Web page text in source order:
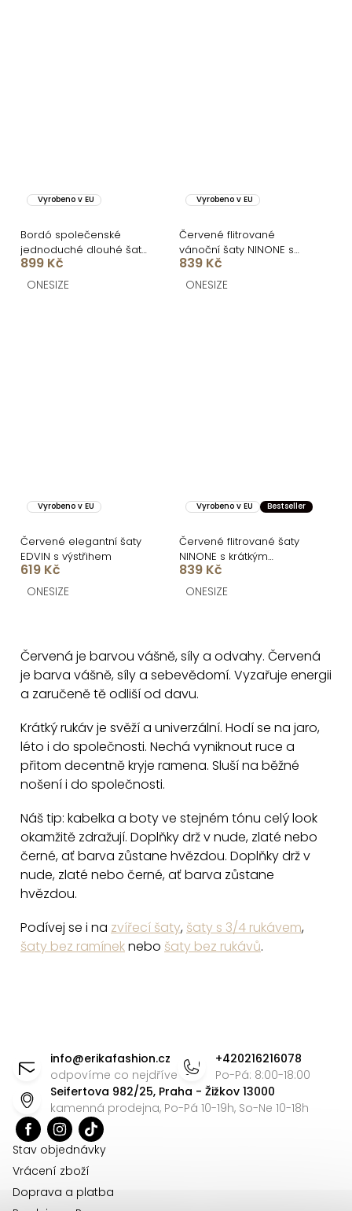
Vyrobeno v EU
Bordó společenské
jednoduché dlouhé šaty
JUNADIE
899 Kč
ONESIZE
Vyrobeno v EU
Červené flitrované
vánoční šaty NINONE s
krátkým rukávem
839 Kč
ONESIZE
Vyrobeno v EU
Červené elegantní šaty
EDVIN s výstřihem
619 Kč
ONESIZE
Vyrobeno v EU Bestseller
Červené flitrované šaty
NINONE s krátkým
rukávem
839 Kč
ONESIZE
l
á
a
c
í
v
k
y
p
i
Červená je barvou vášně, síly a odvahy. Červená
je barva vášně, síly a sebevědomí. Vyzařuje energii
a zaručeně tě odliší od davu.
Krátký rukáv je svěží a univerzální. Hodí se na jaro,
léto i do společnosti. Nechá vyniknout ruce a
přitom decentně kryje ramena. Sluší na běžné
nošení i do společnosti.
Náš tip: kabelka a boty ve stejném tónu celý look
okamžitě zdražují. Doplňky drž v nude, zlaté nebo
černé, ať barva zůstane hvězdou. Doplňky drž v
nude, zlaté nebo černé, ať barva zůstane
hvězdou.
Podívej se i na zvířecí šaty, šaty s 3/4 rukávem,
šaty bez ramíneknebo šaty bez rukávů.
info@erikafashion.cz
odpovíme co nejdříve
+420216216078
Po-Pá: 8:00-18:00
Seifertova 982/25, Praha - Žižkov 13000
kamenná prodejna, Po-Pá 10-19h, So-Ne 10-18h
Stav objednávky
Vrácení zboží
Doprava a platba